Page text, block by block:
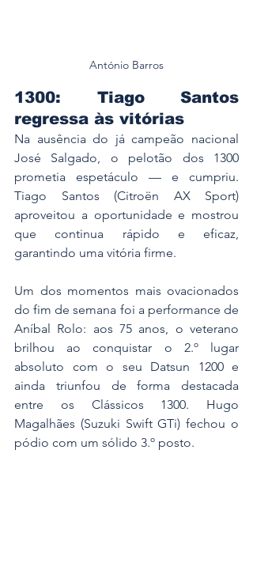
António Barros
1300: Tiago Santos
regressa às vitórias
Na ausência do já campeão nacional
José Salgado, o pelotão dos 1300
prometia espetáculo — e cumpriu.
Tiago Santos (Citroën AX Sport)
aproveitou a oportunidade e mostrou
que continua rápido e eficaz,
garantindo uma vitória firme.
Um dos momentos mais ovacionados
do fim de semana foi a performance de
Aníbal Rolo: aos 75 anos, o veterano
brilhou ao conquistar o 2.º lugar
absoluto com o seu Datsun 1200 e
ainda triunfou de forma destacada
entre os Clássicos 1300. Hugo
Magalhães (Suzuki Swift GTi) fechou o
pódio com um sólido 3.º posto.